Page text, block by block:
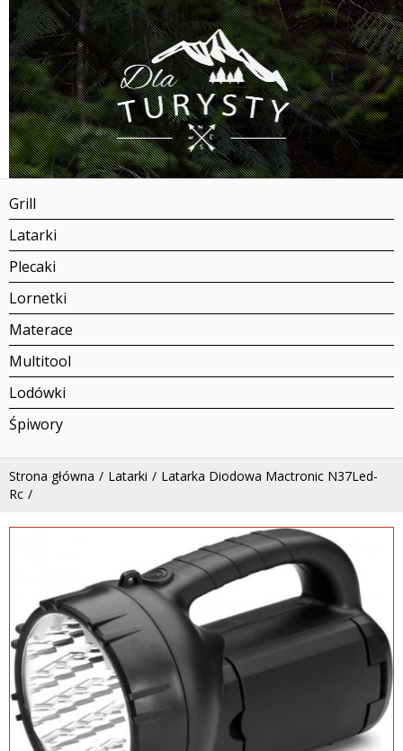
Grill
Latarki
Plecaki
Lornetki
Materace
Multitool
Lodówki
Śpiwory
Strona główna Latarki
Latarka Diodowa Mactronic N37Led-
Rc